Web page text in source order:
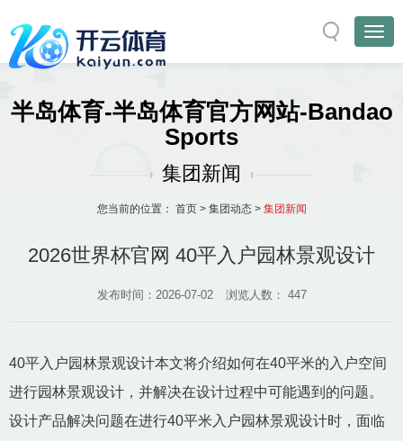
半岛体育-半岛体育官方网站-Bandao
Sports
集团新闻
您当前的位置： 首页> 集团动态> 集团新闻
2026世界杯官网 40平入户园林景观设计
发布时间：2026-07-02 浏览人数： 447
40平入户园林景观设计本文将介绍如何在40平米的入户空间
进行园林景观设计，并解决在设计过程中可能遇到的问题。
设计产品解决问题在进行40平米入户园林景观设计时，面临